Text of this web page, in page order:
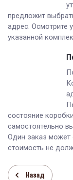
предложит
адрес. Осмотрите
указанной
состояние
самостоятельно
Один заказ может
стоимость не
Назад